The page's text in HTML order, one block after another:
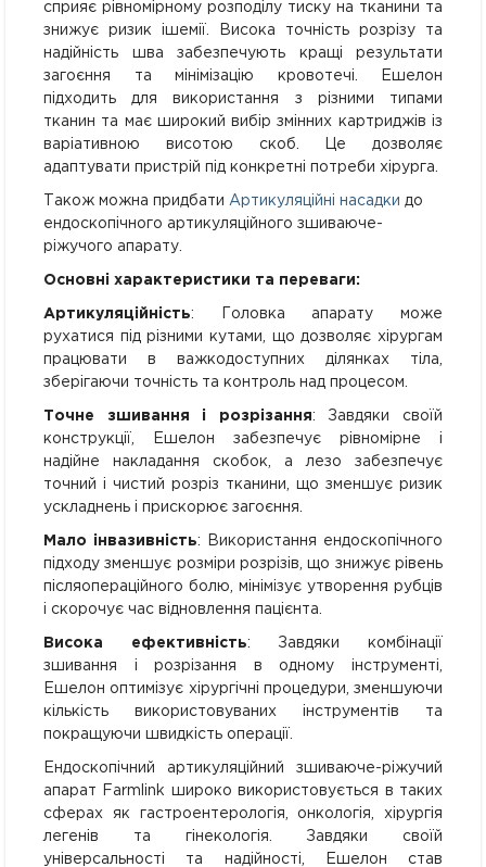
сприяє рівномірному розподілу тиску на тканини та
знижує ризик ішемії. Висока точність розрізу та
надійність шва забезпечують кращі результати
загоєння та мінімізацію кровотечі. Ешелон
підходить для використання з різними типами
тканин та має широкий вибір змінних картриджів із
варіативною висотою скоб. Це дозволяє
адаптувати пристрій під конкретні потреби хірурга.
Також можна придбати Артикуляційні насадки до
ендоскопічного артикуляційного зшиваюче-
ріжучого апарату.
Основні характеристики та переваги:
Артикуляційність: Головка апарату може
рухатися під різними кутами, що дозволяє хірургам
працювати в важкодоступних ділянках тіла,
зберігаючи точність та контроль над процесом.
Точне зшивання і розрізання: Завдяки своїй
конструкції, Ешелон забезпечує рівномірне і
надійне накладання скобок, а лезо забезпечує
точний і чистий розріз тканини, що зменшує ризик
ускладнень і прискорює загоєння.
Мало інвазивність: Використання ендоскопічного
підходу зменшує розміри розрізів, що знижує рівень
післяопераційного болю, мінімізує утворення рубців
і скорочує час відновлення пацієнта.
Висока ефективність: Завдяки комбінації
зшивання і розрізання в одному інструменті,
Ешелон оптимізує хірургічні процедури, зменшуючи
кількість використовуваних інструментів та
покращуючи швидкість операції.
Ендоскопічний артикуляційний зшиваюче-ріжучий
апарат Farmlink широко використовується в таких
сферах як гастроентерологія, онкологія, хірургія
легенів та гінекологія. Завдяки своїй
універсальності та надійності, Ешелон став